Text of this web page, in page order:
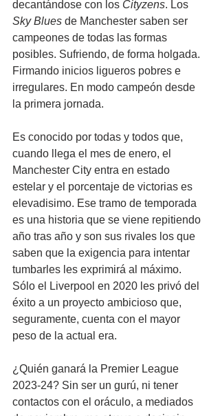
decantándose con los Cityzens. Los
Sky Blues de Manchester saben ser
campeones de todas las formas
posibles. Sufriendo, de forma holgada.
Firmando inicios ligueros pobres e
irregulares. En modo campeón desde
la primera jornada.
Es conocido por todas y todos que,
cuando llega el mes de enero, el
Manchester City entra en estado
estelar y el porcentaje de victorias es
elevadisimo. Ese tramo de temporada
es una historia que se viene repitiendo
año tras año y son sus rivales los que
saben que la exigencia para intentar
tumbarles les exprimirá al máximo.
Sólo el Liverpool en 2020 les privó del
éxito a un proyecto ambicioso que,
seguramente, cuenta con el mayor
peso de la actual era.
¿Quién ganará la Premier League
2023-24? Sin ser un gurú, ni tener
contactos con el oráculo, a mediados